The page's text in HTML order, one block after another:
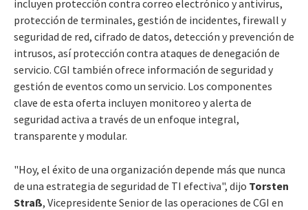
incluyen protección contra correo electrónico y antivirus,
protección de terminales, gestión de incidentes, firewall y
seguridad de red, cifrado de datos, detección y prevención de
intrusos, así protección contra ataques de denegación de
servicio. CGI también ofrece información de seguridad y
gestión de eventos como un servicio. Los componentes
clave de esta oferta incluyen monitoreo y alerta de
seguridad activa a través de un enfoque integral,
transparente y modular.
"Hoy, el éxito de una organización depende más que nunca
de una estrategia de seguridad de TI efectiva", dijo Torsten
Straß, Vicepresidente Senior de las operaciones de CGI en